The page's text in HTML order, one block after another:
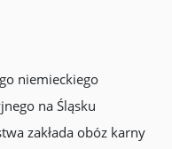
niemieckiego
na Śląsku
zakłada obóz karny